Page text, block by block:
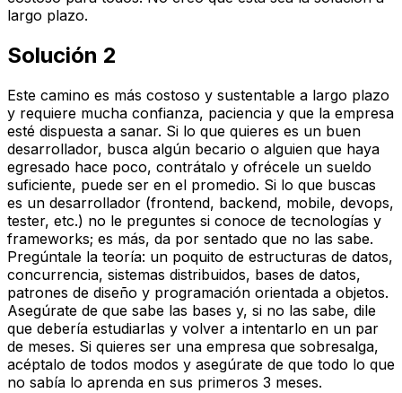
largo plazo.
Solución 2
Este camino es más costoso y sustentable a largo plazo
y requiere mucha confianza, paciencia y que la empresa
esté dispuesta a sanar. Si lo que quieres es un buen
desarrollador, busca algún becario o alguien que haya
egresado hace poco, contrátalo y ofrécele un sueldo
suficiente, puede ser en el promedio. Si lo que buscas
es un desarrollador (frontend, backend, mobile, devops,
tester, etc.) no le preguntes si conoce de tecnologías y
frameworks; es más, da por sentado que no las sabe.
Pregúntale la teoría: un poquito de estructuras de datos,
concurrencia, sistemas distribuidos, bases de datos,
patrones de diseño y programación orientada a objetos.
Asegúrate de que sabe las bases y, si no las sabe, dile
que debería estudiarlas y volver a intentarlo en un par
de meses. Si quieres ser una empresa que sobresalga,
acéptalo de todos modos y asegúrate de que todo lo que
no sabía lo aprenda en sus primeros 3 meses.